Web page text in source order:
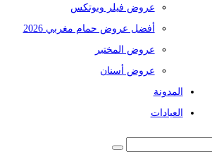
عروض فيلر وبوتكس
أفضل عروض حمام مغربي 2026
عروض المختبر
عروض أسنان
المدونة
العيادات